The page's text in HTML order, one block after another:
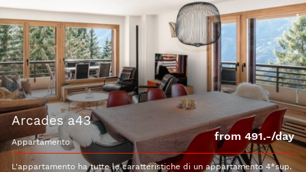
arcades a43
appartamento from 491.-/day
L'appartamento ha tutte le caratteristiche di un appartamento 4*sup.